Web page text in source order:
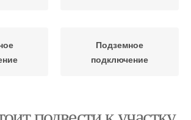
Подземное
подключение